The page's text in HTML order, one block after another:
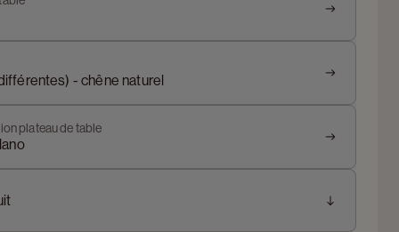
- chêne naturel
plateau de table